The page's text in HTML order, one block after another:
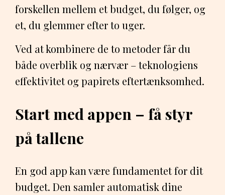
forskellen mellem et budget, du følger, og
et, du glemmer efter to uger.
Ved at kombinere de to metoder får du
både overblik og nærvær – teknologiens
effektivitet og papirets eftertænksomhed.
Start med appen – få styr
på tallene
En god app kan være fundamentet for dit
budget. Den samler automatisk dine